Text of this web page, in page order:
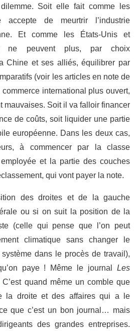
Soit elle fait comme les
accepte de meurtrir l’industrie
Et comme les États-Unis et
ne peuvent plus, par choix
Chine et ses alliés, équilibrer par
(voir les articles en note de
international plus ouvert,
mauvaises. Soit il va falloir financer
de coûts, soit liquider une partie
européenne. Dans les deux cas,
à commencer par la classe
et la partie des couches
qui vont payer la note.
des droites et de la gauche
ou si on suit la position de la
(celle qui pense que l’on peut
climatique sans changer le
dans le procès de travail),
paye ! Même le journal Les
C’est quand même un comble que
la droite et des affaires qui a le
que c’est un bon journal… mais
des grandes entreprises.